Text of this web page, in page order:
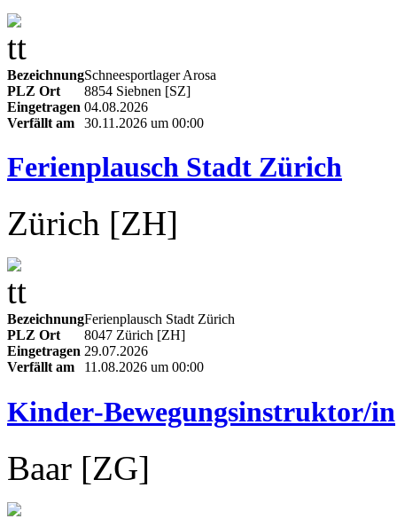
BezeichnungSchneesportlager Arosa
PLZ Ort
8854 Siebnen [SZ]
Eingetragen 04.08.2026
Verfällt am
30.11.2026 um 00:00
Ferienplausch Stadt Zürich
Zürich [ZH]
BezeichnungFerienplausch Stadt Zürich
PLZ Ort
8047 Zürich [ZH]
Eingetragen 29.07.2026
Verfällt am
11.08.2026 um 00:00
Kinder‑Bewegungsinstruktor/in
Baar [ZG]